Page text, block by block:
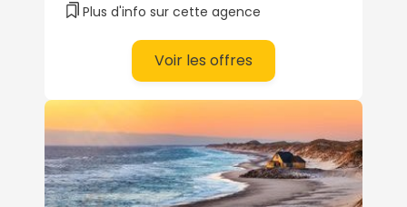
Plus d'info sur cette agence
Voir les offres